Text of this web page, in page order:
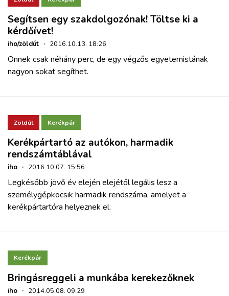
Segítsen egy szakdolgozónak! Töltse ki a
kérdőívet!
iho/zöldút · 2016.10.13. 18:26
Önnek csak néhány perc, de egy végzős egyetemistának
nagyon sokat segíthet.
Zöldút Kerékpár
Kerékpártartó az autókon, harmadik
rendszámtáblával
iho · 2016.10.07. 15:56
Legkésőbb jövő év elején elejétől legális lesz a
személygépkocsik harmadik rendszáma, amelyet a
kerékpártartóra helyeznek el.
Kerékpár
Bringásreggeli a munkába kerekezőknek
iho · 2014.05.08. 09:29